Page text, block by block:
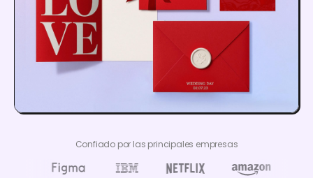
Confiado por las principales empresas